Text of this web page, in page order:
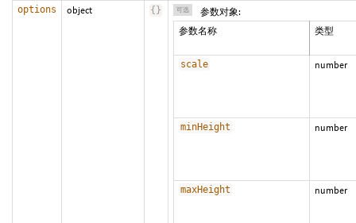
options object { } 可选
参数对象:
参数名称
类型
scale number
minHeight number
maxHeight number